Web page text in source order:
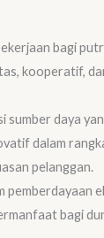
bagi
kooperatif,
sumber daya
dalam
pelanggan.
pemberdayaan
bagi